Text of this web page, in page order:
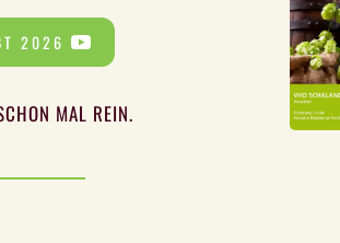
2026
MAL REIN.